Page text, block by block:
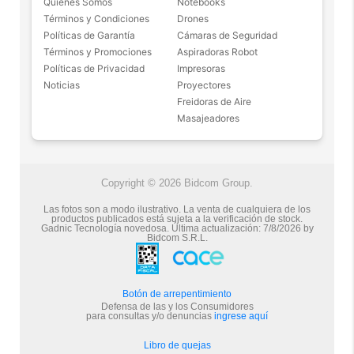
150 Pulgadas
Angulo de visión 160°
Formato 4:3
Retráctil
Caja de metal con diseño para ser colgada del techo
Sistema Auto Lock para que quede expandida sin
riesgo a ser retrotraída
Area de proyección: Largo 131" (332 Cm) x Alto 74"
(188 Cm)
5 estrellas de 5 en Facebook.
Más de 15.000 comentarios
positivos en todos nuestros
productos.
Seguro de cobertura en tus
Garantía oficial y directa con
Términos y Condiciones
Políticas de Garantía
Términos y Promociones
Políticas de Privacidad
Noticias
Drones
Cámaras de Seguridad
Aspiradoras Robot
Impresoras
Proyectores
Freidoras de Aire
Masajeadores
Copyright © 2026 Bidcom Group.
Las fotos son a modo ilustrativo. La venta de cualquiera de los
productos publicados está sujeta a la verificación de stock.
Gadnic Tecnología novedosa.Última actualización: 7/8/2026 by
Bidcom S.R.L.
Botón de arrepentimiento
Defensa de las y los Consumidores
para consultas y/o denuncias ingrese aquí
Libro de quejas